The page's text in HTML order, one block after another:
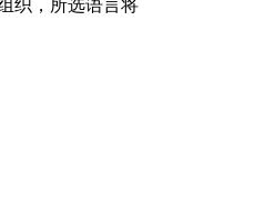
织，所选语言将